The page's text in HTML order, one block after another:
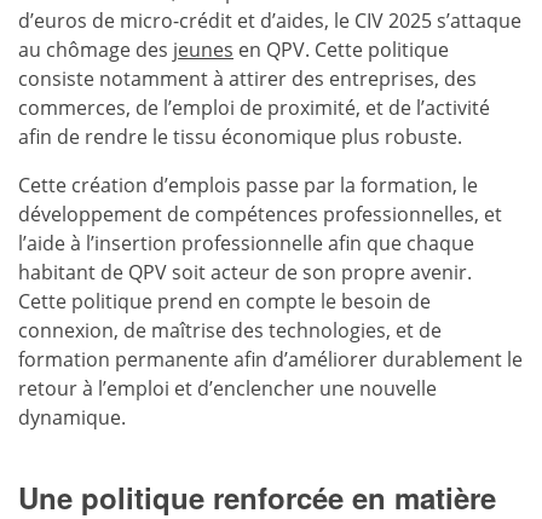
d’euros de micro-crédit et d’aides, le CIV 2025 s’attaque
au chômage des jeunes en QPV. Cette politique
consiste notamment à attirer des entreprises, des
commerces, de l’emploi de proximité, et de l’activité
afin de rendre le tissu économique plus robuste.
Cette création d’emplois passe par la formation, le
développement de compétences professionnelles, et
l’aide à l’insertion professionnelle afin que chaque
habitant de QPV soit acteur de son propre avenir.
Cette politique prend en compte le besoin de
connexion, de maîtrise des technologies, et de
formation permanente afin d’améliorer durablement le
retour à l’emploi et d’enclencher une nouvelle
dynamique.
Une politique renforcée en matière